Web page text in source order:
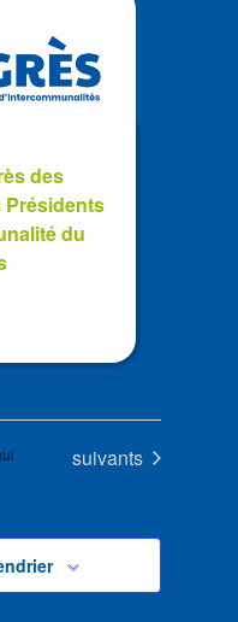
des
Présidents
du
Évènements
suivants